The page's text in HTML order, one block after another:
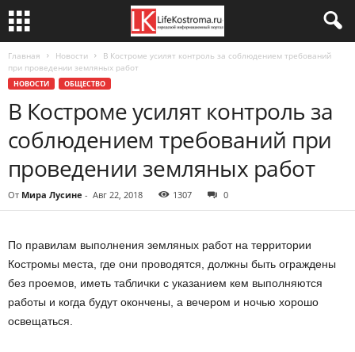
Главная Новости
В Костроме усилят контроль за соблюдением требований
при проведении земляных работ
НОВОСТИ ОБЩЕСТВО
В Костроме усилят контроль за
соблюдением требований при
проведении земляных работ
От Мира Лусине - Авг 22, 2018 1307 0
По правилам выполнения земляных работ на территории
Костромы места, где они проводятся, должны быть ограждены
без проемов, иметь таблички с указанием кем выполняются
работы и когда будут окончены, а вечером и ночью хорошо
освещаться.